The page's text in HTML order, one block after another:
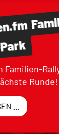
Familien-
...